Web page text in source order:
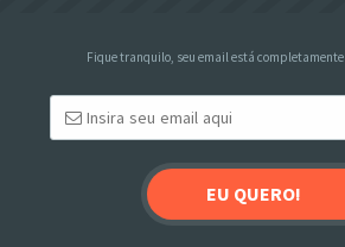
Fique tranquilo, seu email está completamente